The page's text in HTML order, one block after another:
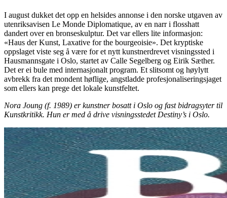
I august dukket det opp en helsides annonse i den norske utgaven av
utenriksavisen Le Monde Diplomatique, av en narr i flosshatt
dandert over en bronseskulptur. Det var ellers lite informasjon:
«Haus der Kunst, Laxative for the bourgeoisie». Det kryptiske
oppslaget viste seg å være for et nytt kunstnerdrevet visningssted i
Hausmannsgate i Oslo, startet av Calle Segelberg og Eirik Sæther.
Det er ei bule med internasjonalt program. Et slitsomt og høylytt
avbrekk fra det mondent høflige, angstladde profesjonaliseringsjaget
som ellers kan prege det lokale kunstfeltet.
Nora Joung (f. 1989) er kunstner bosatt i Oslo og fast bidragsyter til
Kunstkritikk. Hun er med å drive visningsstedet Destiny’s i Oslo.